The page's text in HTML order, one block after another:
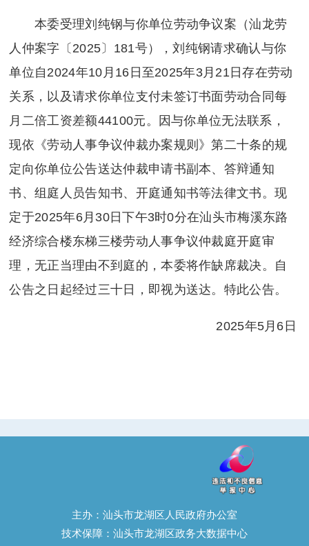
本委受理刘纯钢与你单位劳动争议案（汕龙劳
人仲案字〔2025〕181号），刘纯钢请求确认与你
单位自2024年10月16日至2025年3月21日存在劳动
关系，以及请求你单位支付未签订书面劳动合同每
月二倍工资差额44100元。因与你单位无法联系，
现依《劳动人事争议仲裁办案规则》第二十条的规
定向你单位公告送达仲裁申请书副本、答辩通知
书、组庭人员告知书、开庭通知书等法律文书。现
定于2025年6月30日下午3时0分在汕头市梅溪东路
经济综合楼东梯三楼劳动人事争议仲裁庭开庭审
理，无正当理由不到庭的，本委将作缺席裁决。自
公告之日起经过三十日，即视为送达。特此公告。
2025年5月6日
主办：汕头市龙湖区人民政府办公室
技术保障：汕头市龙湖区政务大数据中心